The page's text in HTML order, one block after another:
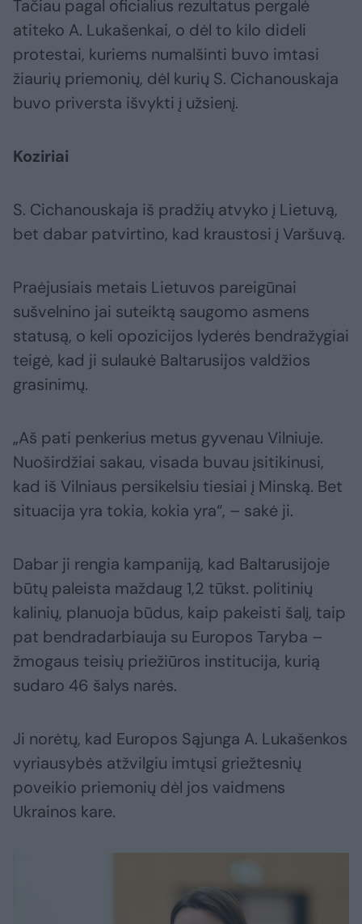
Tačiau pagal oficialius rezultatus pergalė
atiteko A. Lukašenkai, o dėl to kilo dideli
protestai, kuriems numalšinti buvo imtasi
žiaurių priemonių, dėl kurių S. Cichanouskaja
buvo priversta išvykti į užsienį.
Koziriai
S. Cichanouskaja iš pradžių atvyko į Lietuvą,
bet dabar patvirtino, kad kraustosi į Varšuvą.
Praėjusiais metais Lietuvos pareigūnai
sušvelnino jai suteiktą saugomo asmens
statusą, o keli opozicijos lyderės bendražygiai
teigė, kad ji sulaukė Baltarusijos valdžios
grasinimų.
„Aš pati penkerius metus gyvenau Vilniuje.
Nuoširdžiai sakau, visada buvau įsitikinusi,
kad iš Vilniaus persikelsiu tiesiai į Minską. Bet
situacija yra tokia, kokia yra“, – sakė ji.
Dabar ji rengia kampaniją, kad Baltarusijoje
būtų paleista maždaug 1,2 tūkst. politinių
kalinių, planuoja būdus, kaip pakeisti šalį, taip
pat bendradarbiauja su Europos Taryba –
žmogaus teisių priežiūros institucija, kurią
sudaro 46 šalys narės.
Ji norėtų, kad Europos Sąjunga A. Lukašenkos
vyriausybės atžvilgiu imtųsi griežtesnių
poveikio priemonių dėl jos vaidmens
Ukrainos kare.